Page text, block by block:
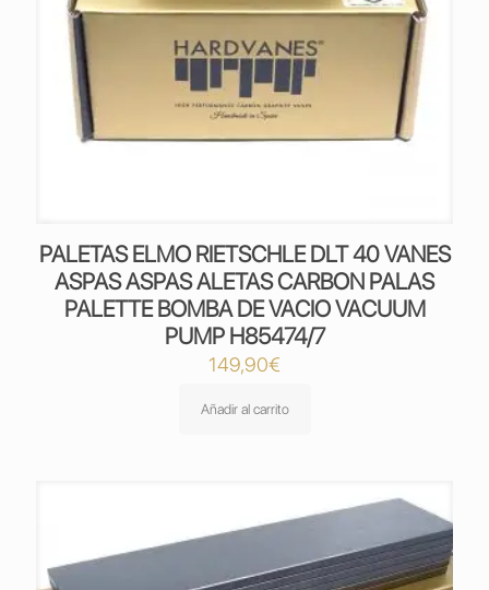
PALETAS ELMO RIETSCHLE DLT 40 VANES
ASPAS ASPAS ALETAS CARBON PALAS
PALETTE BOMBA DE VACIO VACUUM
PUMP H85474/7
149,90€
Añadir al carrito